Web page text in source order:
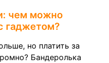
чем можно
гаджетом?
но платить за
Бандеролька